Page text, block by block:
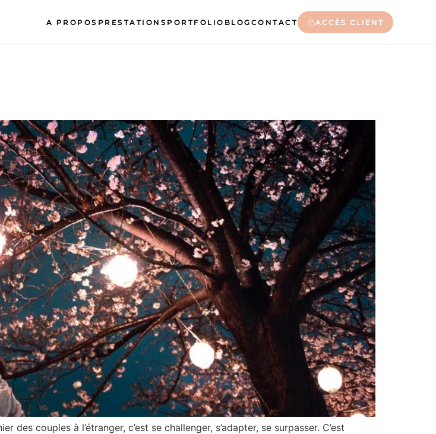
A PROPOS PRESTATIONS PORTFOLIO BLOG CONTACT ACCÈS CLIENT
couples à l’étranger, c’est se challenger, s’adapter, se surpasser. C’est